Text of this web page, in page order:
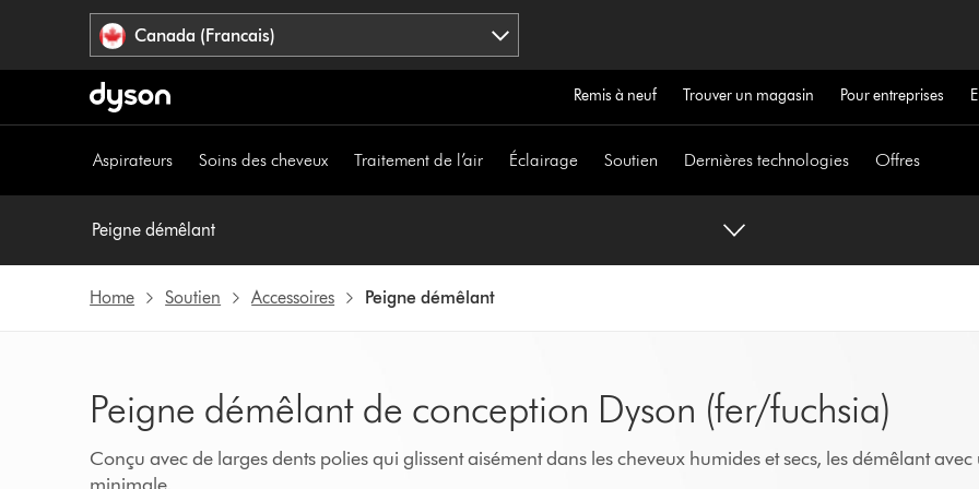
sauter
l’accessibilité
Canada (Francais)
Remis à neuf Trouver un magasin Pour entreprises
Aspirateurs Soins des cheveux Traitement de l’air Éclairage Soutien Dernières technologies Offres
Peigne démêlant
Home Soutien Accessoires Peigne démêlant
Peigne démêlant de conception Dyson (fer/fuchsia)
Conçu avec de larges dents polies qui glissent aisément dans les cheveux humides et secs, les démêlant